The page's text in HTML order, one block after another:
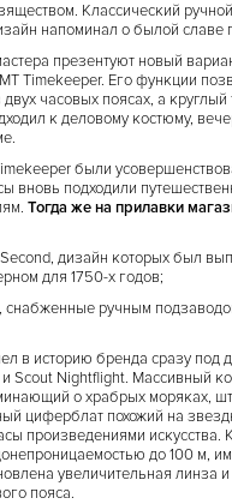
Классический
напоминал о былой славе
презентуют новый
Timekeeper. Его функции
часовых поясах, а круглый
к деловому костюму,
были
вновь подходили
Тогда же на прилавки
дизайн которых был
для 1750-х годов;
снабженные ручным
в историю бренда сразу под
и Scout Nightflight. Массивный
о храбрых моряках,
циферблат похожий на
произведениями искусства.
до 100 м,
увеличительная линза
пояса.